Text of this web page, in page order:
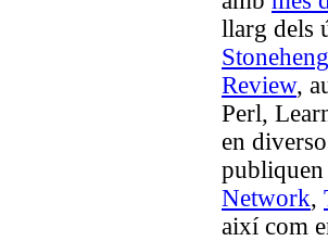
llarg dels
Review,
Perl,
en
Network,
així com